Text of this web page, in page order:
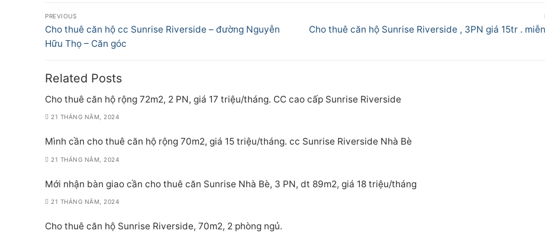
Điều
hướng
bài
viết
PREVIOUS
Previous
post:
Cho thuê căn hộ cc Sunrise Riverside – đường Nguyễn
Hữu Thọ – Căn góc
Next
Cho thuê căn hộ Sunrise Riverside , 3PN giá 15tr .
Related Posts
Cho thuê căn hộ rộng 72m2, 2 PN, giá 17 triệu/tháng. CC cao cấp Sunrise Riverside
21 THÁNG NĂM, 2024
Mình cần cho thuê căn hộ rộng 70m2, giá 15 triệu/tháng. cc Sunrise Riverside Nhà Bè
21 THÁNG NĂM, 2024
Mới nhận bàn giao cần cho thuê căn Sunrise Nhà Bè, 3 PN, dt 89m2, giá 18 triệu/tháng
21 THÁNG NĂM, 2024
Cho thuê căn hộ Sunrise Riverside, 70m2, 2 phòng ngủ.